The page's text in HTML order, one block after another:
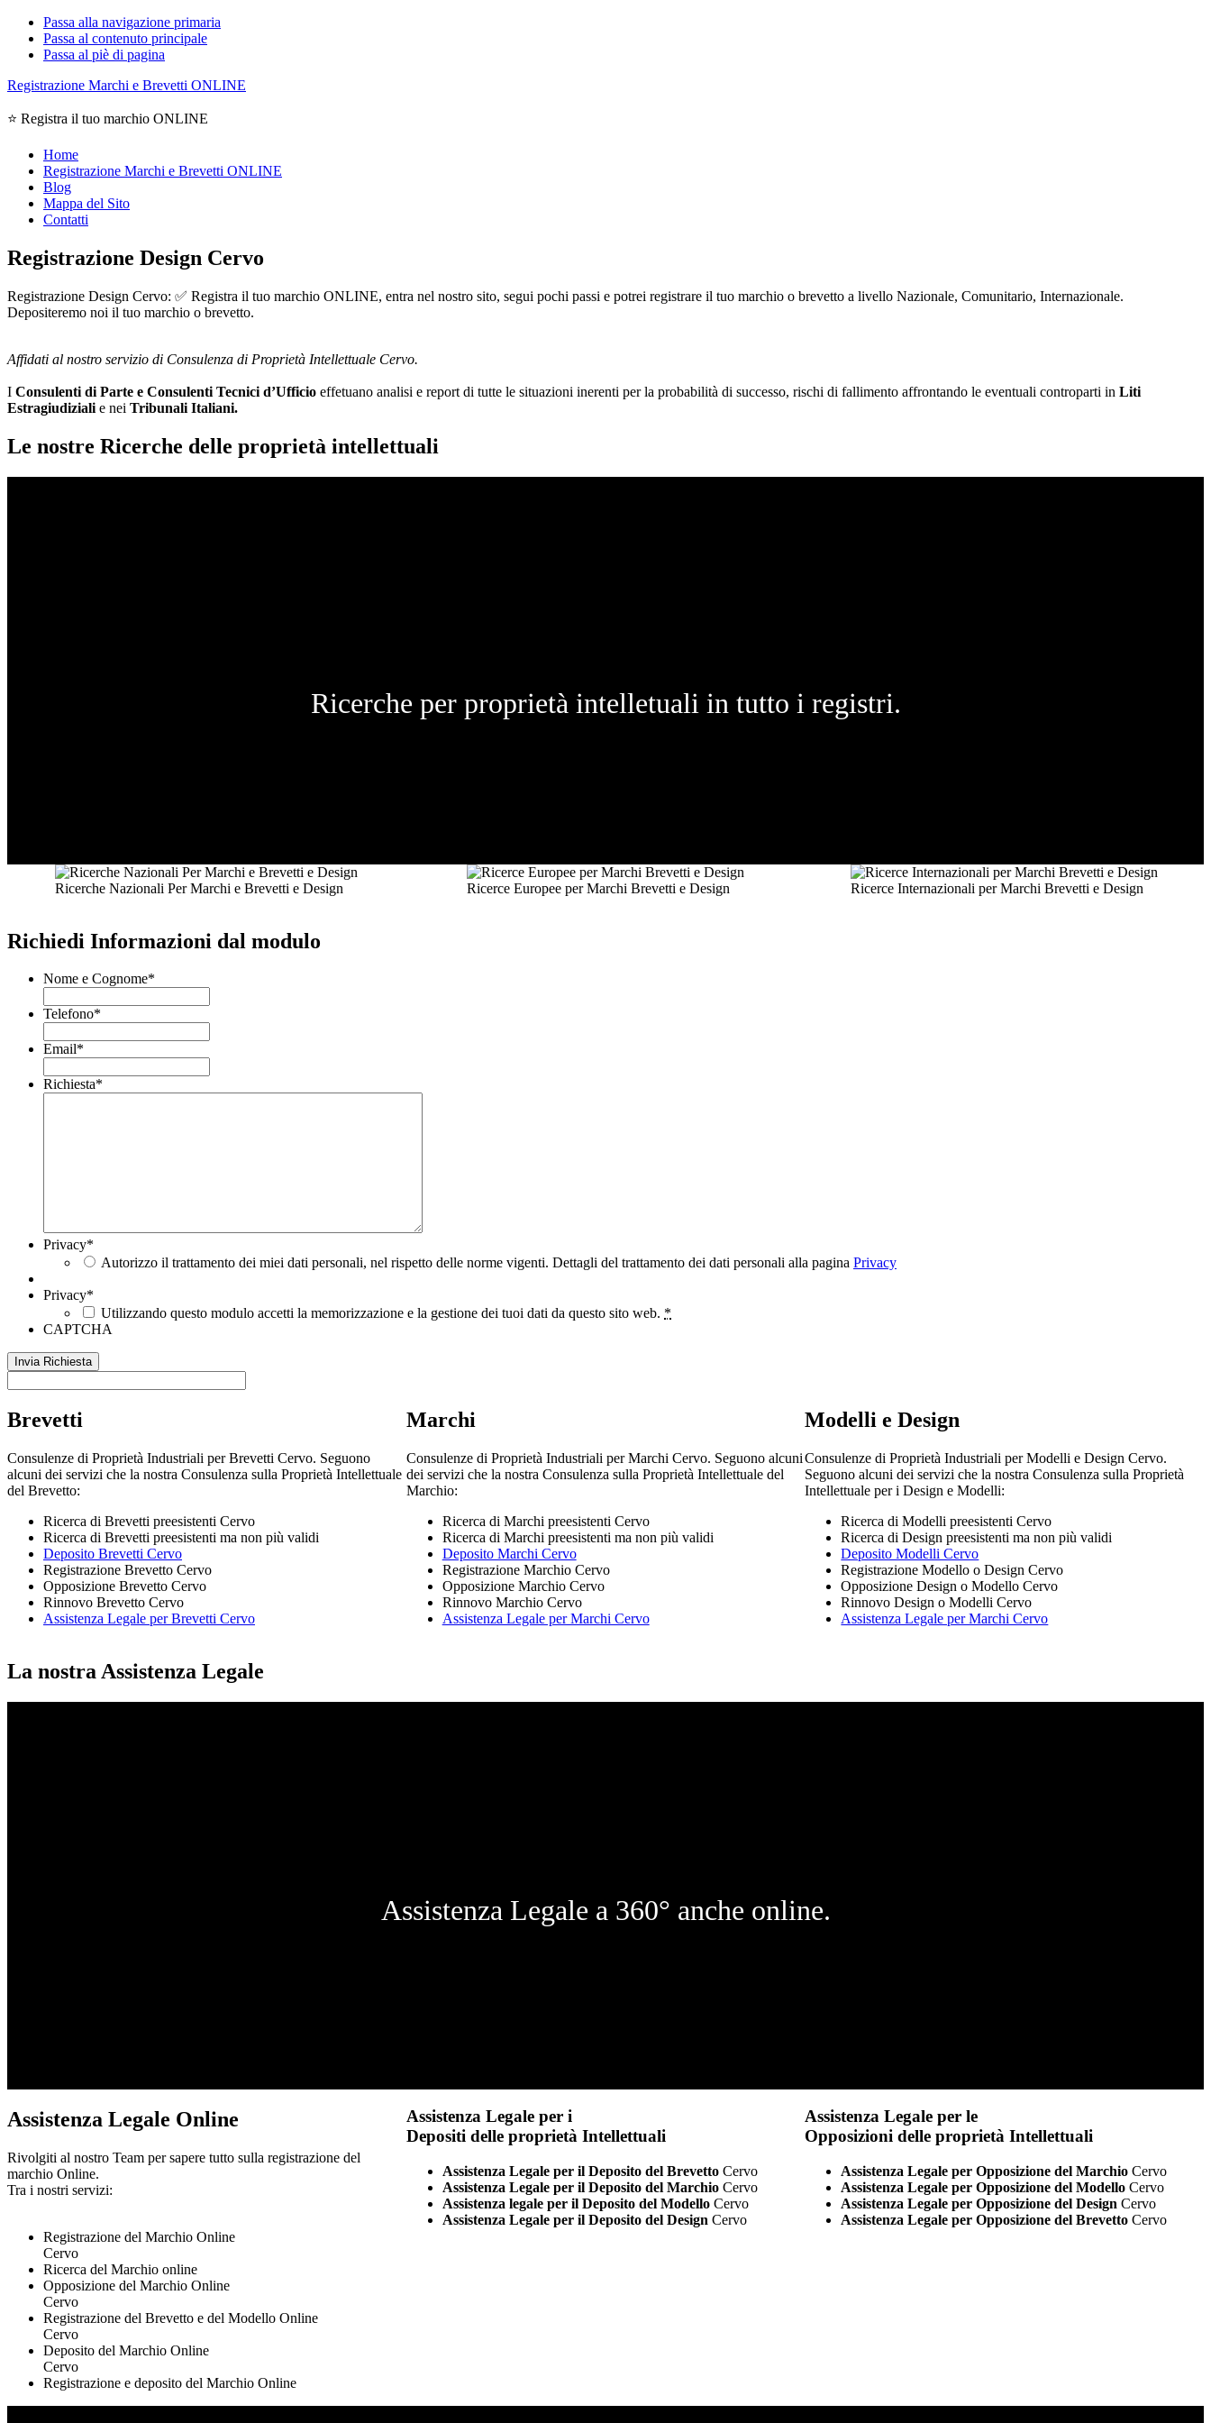
Passa alla navigazione primaria
Passa al contenuto principale
Passa al piè di pagina
Registrazione Marchi e Brevetti ONLINE
⭐ Registra il tuo marchio ONLINE
Home
Registrazione Marchi e Brevetti ONLINE
Blog
Mappa del Sito
Contatti
Registrazione Design Cervo
Registrazione Design Cervo: ✅ Registra il tuo marchio ONLINE, entra nel nostro sito, segui pochi passi e potrei registrare il tuo marchio o brevetto a livello Nazionale, Comunitario, Internazionale.
Depositeremo noi il tuo marchio o brevetto.
Affidati al nostro servizio di Consulenza di Proprietà Intellettuale Cervo.
I Consulenti di Parte e Consulenti Tecnici d’Ufficio effetuano analisi e report di tutte le situazioni inerenti per la probabilità di successo, rischi di fallimento affrontando le eventuali controparti in Liti
Estragiudiziali e nei Tribunali Italiani.
Le nostre Ricerche delle proprietà intellettuali
Ricerche per proprietà intelletuali in tutto i registri.
Ricerche Nazionali Per Marchi e Brevetti e Design Ricerce Europee per Marchi Brevetti e Design Ricerce Internazionali per Marchi Brevetti e Design
Richiedi Informazioni dal modulo
Nome e Cognome*
Telefono*
Email*
Richiesta*
Privacy*
Autorizzo il trattamento dei miei dati personali, nel rispetto delle norme vigenti. Dettagli del trattamento dei dati personali alla pagina Privacy
Privacy*
Utilizzando questo modulo accetti la memorizzazione e la gestione dei tuoi dati da questo sito web. *
CAPTCHA
Brevetti
Consulenze di Proprietà Industriali per Brevetti Cervo. Seguono
alcuni dei servizi che la nostra Consulenza sulla Proprietà Intellettuale
del Brevetto:
Ricerca di Brevetti preesistenti Cervo
Ricerca di Brevetti preesistenti ma non più validi
Deposito Brevetti Cervo
Registrazione Brevetto Cervo
Opposizione Brevetto Cervo
Rinnovo Brevetto Cervo
Assistenza Legale per Brevetti Cervo
Marchi
Consulenze di Proprietà Industriali per Marchi Cervo. Seguono alcuni
dei servizi che la nostra Consulenza sulla Proprietà Intellettuale del
Marchio:
Ricerca di Marchi preesistenti Cervo
Ricerca di Marchi preesistenti ma non più validi
Deposito Marchi Cervo
Registrazione Marchio Cervo
Opposizione Marchio Cervo
Rinnovo Marchio Cervo
Assistenza Legale per Marchi Cervo
Modelli e Design
Consulenze di Proprietà Industriali per Modelli e Design Cervo.
Seguono alcuni dei servizi che la nostra Consulenza sulla Proprietà
Intellettuale per i Design e Modelli:
Ricerca di Modelli preesistenti Cervo
Ricerca di Design preesistenti ma non più validi
Deposito Modelli Cervo
Registrazione Modello o Design Cervo
Opposizione Design o Modello Cervo
Rinnovo Design o Modelli Cervo
Assistenza Legale per Marchi Cervo
La nostra Assistenza Legale
Assistenza Legale a 360° anche online.
Assistenza Legale Online
Rivolgiti al nostro Team per sapere tutto sulla registrazione del
marchio Online.
Tra i nostri servizi:
Registrazione del Marchio Online
Cervo
Ricerca del Marchio online
Opposizione del Marchio Online
Cervo
Registrazione del Brevetto e del Modello Online
Cervo
Deposito del Marchio Online
Cervo
Registrazione e deposito del Marchio Online
Assistenza Legale per i
Depositi delle proprietà Intellettuali
Assistenza Legale per il Deposito del BrevettoCervo
Assistenza Legale per il Deposito del MarchioCervo
Assistenza legale per il Deposito del ModelloCervo
Assistenza Legale per il Deposito del Design Cervo
Assistenza Legale per le
Opposizioni delle proprietà Intellettuali
Assistenza Legale per Opposizione del Marchio Cervo
Assistenza Legale per Opposizione del Modello Cervo
Assistenza Legale per Opposizione del Design Cervo
Assistenza Legale per Opposizione del Brevetto Cervo